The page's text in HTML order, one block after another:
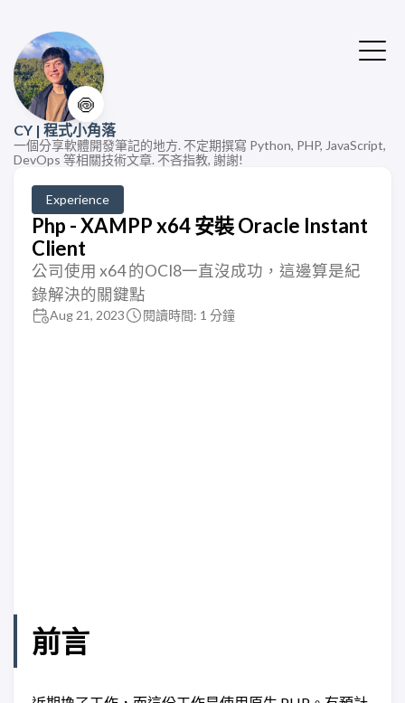
🍥
CY | 程式小角落
一個分享軟體開發筆記的地方. 不定期撰寫 Python, PHP, JavaScript,
DevOps 等相關技術文章. 不吝指教, 謝謝!
Experience
Php - XAMPP x64 安裝 Oracle Instant
Client
公司使用 x64 的OCI8一直沒成功，這邊算是紀
錄解決的關鍵點
Aug 21, 2023 閱讀時間: 1 分鐘
前言